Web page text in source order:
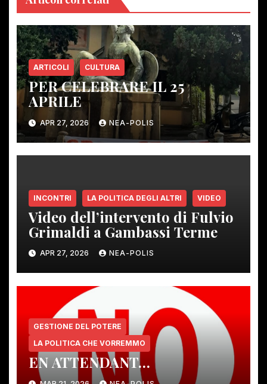
ARTICOLI CULTURA
PER CELEBRARE IL 25
APRILE
APR 27, 2026 NEA-POLIS
INCONTRI LA POLITICA DEGLI ALTRI VIDEO
Video dell’intervento di Fulvio
Grimaldi a Gambassi Terme
APR 27, 2026 NEA-POLIS
GESTIONE DEL POTERE
LA POLITICA CHE VORREMMO
EN ATTENDANT…